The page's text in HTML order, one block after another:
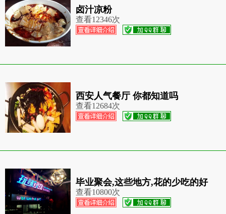
卤汁凉粉
查看12346次
西安人气餐厅 你都知道吗
查看12684次
毕业聚会,这些地方,花的少吃的好
查看10800次